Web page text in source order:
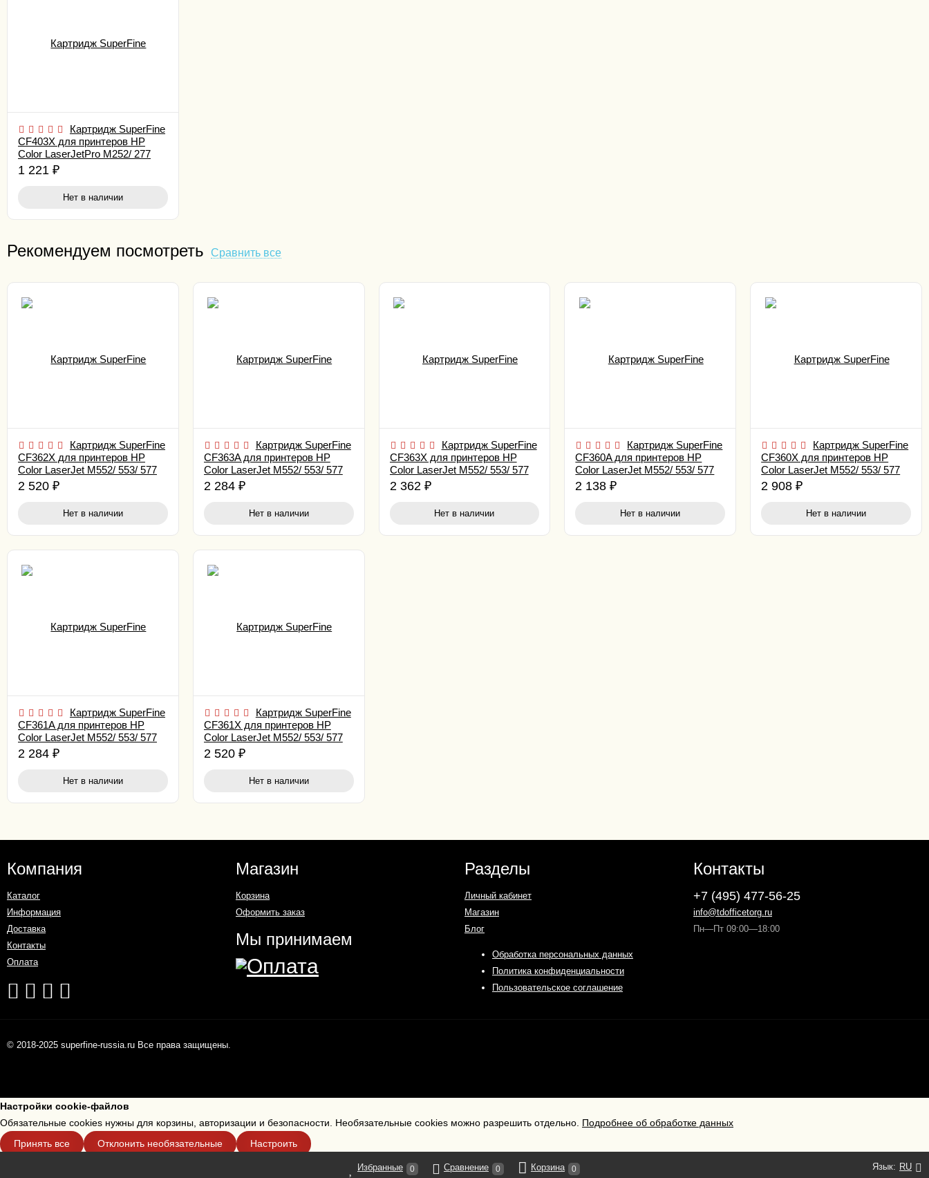
Картридж SuperFine
CF403X для принтеров HP
Color LaserJetPro M252/ 277
2.3K Magenta
1 221 ₽
Нет в наличии
Рекомендуем посмотреть Сравнить все
Картридж SuperFine
CF362X для принтеров HP
Color LaserJet M552/ 553/ 577
9.5K Yellow
2 520 ₽
Нет в наличии
Картридж SuperFine
CF363A для принтеров HP
Color LaserJet M552/ 553/ 577
5K Magenta
2 284 ₽
Нет в наличии
Картридж SuperFine
CF363X для принтеров HP
Color LaserJet M552/ 553/ 577
9.5K Magenta
2 362 ₽
Нет в наличии
Картридж SuperFine
CF360A для принтеров HP
Color LaserJet M552/ 553/ 577
6K Black
2 138₽
Нет в наличии
Картридж SuperFine
CF360X для принтеров HP
Color LaserJet M552/ 553/ 577
12.5K Black
2 908₽
Нет в наличии
Картридж SuperFine
CF361A для принтеров HP
Color LaserJet M552/ 553/ 577
5K Cyan
2 284 ₽
Нет в наличии
Картридж SuperFine
CF361X для принтеров HP
Color LaserJet M552/ 553/ 577
9.5K Cyan
2 520 ₽
Нет в наличии
Компания
Каталог
Информация
Доставка
Контакты
Оплата
Магазин
Корзина
Оформить заказ
Мы принимаем
Разделы
Личный кабинет
Магазин
Блог
Обработка персональных данных
Политика конфиденциальности
Пользовательское соглашение
Контакты
+7 (495) 477-56-25
info@tdofficetorg.ru
Пн—Пт 09:00—18:00
© 2018-2025 superfine-russia.ru Все права защищены.
Язык: RU
Избранные 0 Сравнение 0 Корзина 0
Настройки cookie-файлов
Обязательные cookies нужны для корзины, авторизации и безопасности. Необязательные cookies можно разрешить отдельно. Подробнее об обработке данных
Принять все
Отклонить необязательные Настроить